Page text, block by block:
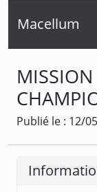
Macellum
Publié le : 12/